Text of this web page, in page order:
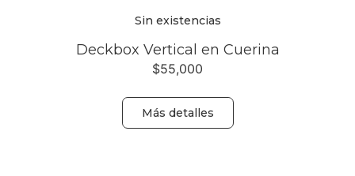
Sin existencias
Deckbox Vertical en Cuerina
$55,000
Más detalles